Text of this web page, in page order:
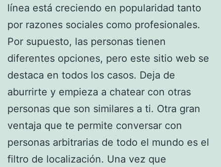
línea está creciendo en popularidad tanto
por razones sociales como profesionales.
Por supuesto, las personas tienen
diferentes opciones, pero este sitio web se
destaca en todos los casos. Deja de
aburrirte y empieza a chatear con otras
personas que son similares a ti. Otra gran
ventaja que te permite conversar con
personas arbitrarias de todo el mundo es el
filtro de localización. Una vez que